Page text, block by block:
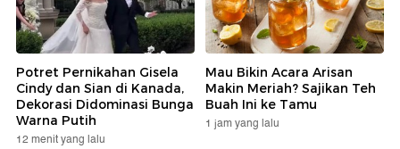
Potret Pernikahan Gisela
Cindy dan Sian di Kanada,
Dekorasi Didominasi Bunga
Warna Putih
12 menit yang lalu
Mau Bikin Acara Arisan
Makin Meriah? Sajikan Teh
Buah Ini ke Tamu
1 jam yang lalu